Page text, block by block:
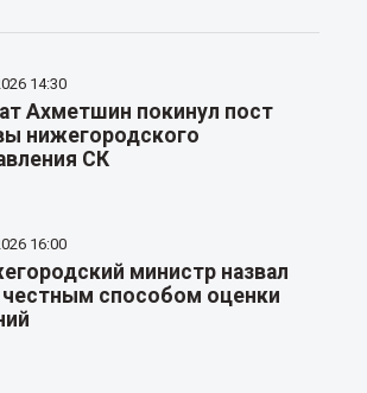
14:30
Ахметшин покинул пост
нижегородского
СК
16:00
министр назвал
честным способом оценки